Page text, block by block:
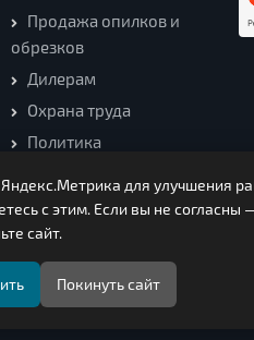
Продажа опилков и
обрезков
Дилерам
Охрана труда
Политика
(c) 2026. Все права защищены.
район, Чеглаковское
для улучшения
с этим. Если вы не согласны
сайт.
Покинуть сайт